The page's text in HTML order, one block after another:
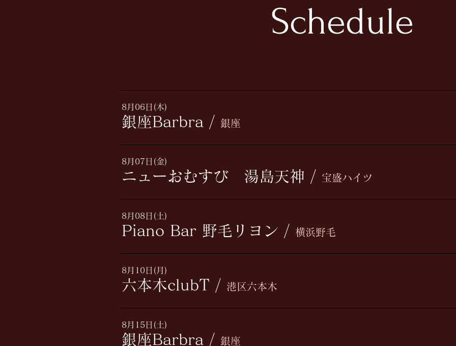
​Schedule
8月06日(木)
銀座Barbra / 銀座
8月07日(金)
ニューおむすび 湯島天神 / 宝盛ハイツ
8月08日(土)
Piano Bar 野毛リヨン / 横浜野毛
8月10日(月)
六本木clubT / 港区六本木
8月15日(土)
銀座Barbra / 銀座